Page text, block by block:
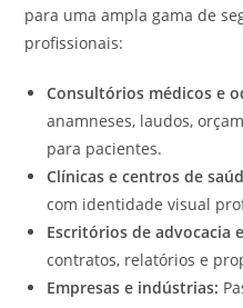
para uma ampla gama de
profissionais:
Consultórios médicos e
anamneses, laudos,
para pacientes.
Clínicas e centros de
com identidade visual
Escritórios de advocacia
contratos, relatórios e
Empresas e indústrias: